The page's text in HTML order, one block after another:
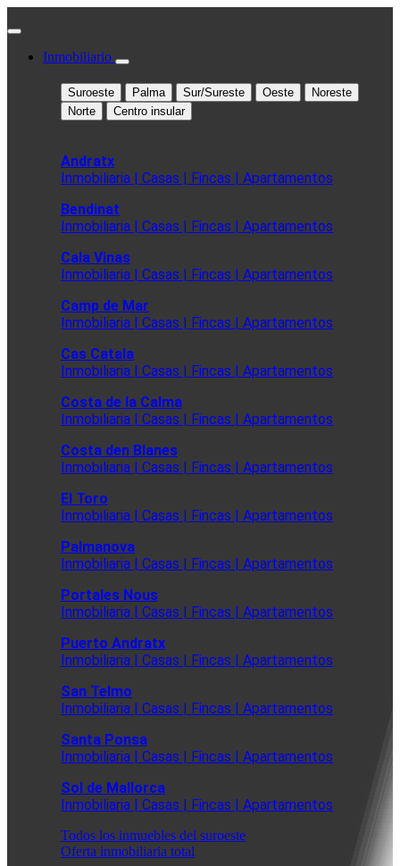
Inmobiliario
Suroeste Palma Sur/Sureste Oeste
Noreste
Norte
Centro insular
Andratx
Inmobiliaria | Casas | Fincas | Apartamentos
Bendinat
Inmobiliaria | Casas | Fincas | Apartamentos
Cala Vinas
Inmobiliaria | Casas | Fincas | Apartamentos
Camp de Mar
Inmobiliaria | Casas | Fincas | Apartamentos
Cas Catala
Inmobiliaria | Casas | Fincas | Apartamentos
Costa de la Calma
Inmobiliaria | Casas | Fincas | Apartamentos
Costa den Blanes
Inmobiliaria | Casas | Fincas | Apartamentos
El Toro
Inmobiliaria | Casas | Fincas | Apartamentos
Palmanova
Inmobiliaria | Casas | Fincas | Apartamentos
Portales Nous
Inmobiliaria | Casas | Fincas | Apartamentos
Puerto Andratx
Inmobiliaria | Casas | Fincas | Apartamentos
San Telmo
Inmobiliaria | Casas | Fincas | Apartamentos
Santa Ponsa
Inmobiliaria | Casas | Fincas | Apartamentos
Sol de Mallorca
Inmobiliaria | Casas | Fincas | Apartamentos
Todos los inmuebles del suroeste
Oferta inmobiliaria total